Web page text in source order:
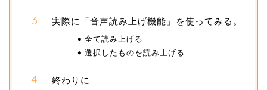
実際に「音声読み上げ機能」を使ってみる。
全て読み上げる
選択したものを読み上げる
終わりに